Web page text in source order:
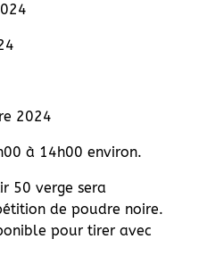
2024
à 14h00 environ.
50 verge sera
de poudre noire.
pour tirer avec